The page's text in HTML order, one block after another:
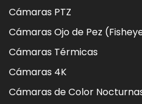
Cámaras PTZ
Cámaras Ojo de Pez
Cámaras Térmicas
Cámaras 4K
Cámaras de Color